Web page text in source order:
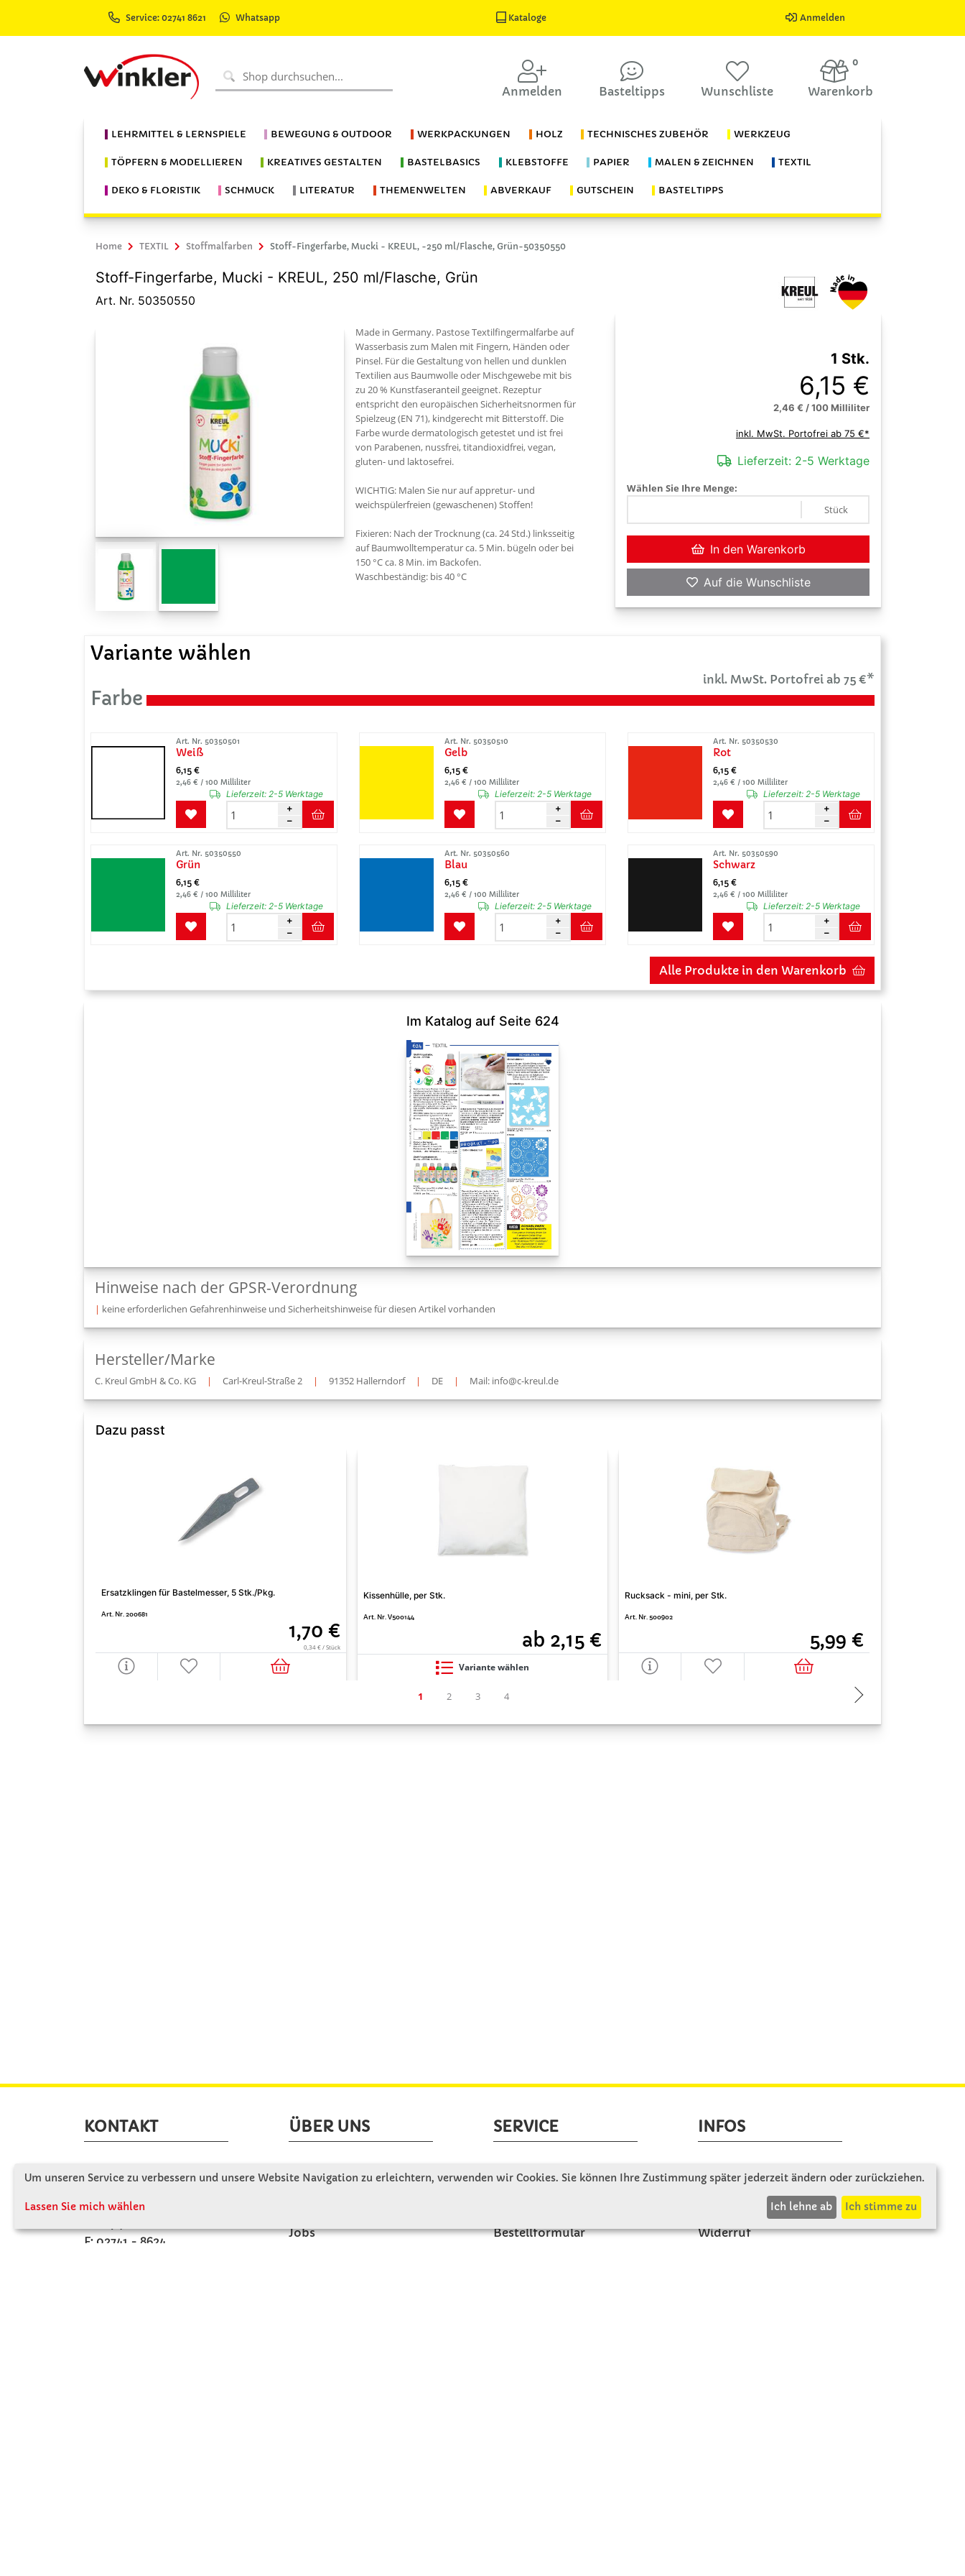
Service: 02741 8621 Whatsapp Kataloge Anmelden
Anmelden Basteltipps Wunschliste
0
Warenkorb
LEHRMITTEL & LERNSPIELE BEWEGUNG & OUTDOOR WERKPACKUNGEN HOLZ TECHNISCHES ZUBEHÖR WERKZEUG
TÖPFERN & MODELLIEREN KREATIVES GESTALTEN BASTELBASICS KLEBSTOFFE PAPIER MALEN & ZEICHNEN TEXTIL
DEKO & FLORISTIK SCHMUCK LITERATUR THEMENWELTEN ABVERKAUF GUTSCHEIN BASTELTIPPS
Home TEXTIL Stoffmalfarben Stoff-Fingerfarbe, Mucki - KREUL, -250 ml/Flasche, Grün-50350550
Stoff-Fingerfarbe, Mucki - KREUL, 250 ml/Flasche, Grün
Art. Nr. 50350550
Made in Germany. Pastose Textilfingermalfarbe auf
Wasserbasis zum Malen mit Fingern, Händen oder
Pinsel. Für die Gestaltung von hellen und dunklen
Textilien aus Baumwolle oder Mischgewebe mit bis
zu 20 % Kunstfaseranteil geeignet. Rezeptur
entspricht den europäischen Sicherheitsnormen für
Spielzeug (EN 71), kindgerecht mit Bitterstoff. Die
Farbe wurde dermatologisch getestet und ist frei
von Parabenen, nussfrei, titandioxidfrei, vegan,
gluten- und laktosefrei.
WICHTIG: Malen Sie nur auf appretur- und
weichspülerfreien (gewaschenen) Stoffen!
Fixieren: Nach der Trocknung (ca. 24 Std.) linksseitig
auf Baumwolltemperatur ca. 5 Min. bügeln oder bei
150 °C ca. 8 Min. im Backofen.
Waschbeständig: bis 40 °C
1 Stk.
6,15 €
2,46 € / 100 Milliliter
inkl. MwSt. Portofrei ab 75 €*
Lieferzeit: 2-5 Werktage
Wählen Sie Ihre Menge:
Stück
In den Warenkorb
Auf die Wunschliste
Variante wählen
inkl. MwSt. Portofrei ab 75 €*
Farbe
Art. Nr. 50350501
Weiß
6,15 €
2,46 € / 100 Milliliter
Lieferzeit: 2-5 Werktage
Art. Nr. 50350510
Gelb
6,15 €
2,46 € / 100 Milliliter
Lieferzeit: 2-5 Werktage
Art. Nr. 50350530
Rot
6,15 €
2,46 € / 100 Milliliter
Lieferzeit: 2-5 Werktage
Art. Nr. 50350550
Grün
6,15 €
2,46 € / 100 Milliliter
Lieferzeit: 2-5 Werktage
Art. Nr. 50350560
Blau
6,15 €
2,46 € / 100 Milliliter
Lieferzeit: 2-5 Werktage
Art. Nr. 50350590
Schwarz
6,15 €
2,46 € / 100 Milliliter
Lieferzeit: 2-5 Werktage
Alle Produkte in den Warenkorb
Im Katalog auf Seite 624
Hinweise nach der GPSR-Verordnung
| keine erforderlichen Gefahrenhinweise und Sicherheitshinweise für diesen Artikel vorhanden
Hersteller/Marke
C. Kreul GmbH & Co. KG | Carl-Kreul-Straße 2 | 91352 Hallerndorf | DE | Mail: info@c-kreul.de
Dazu passt
Ersatzklingen für Bastelmesser, 5 Stk./Pkg.
Art. Nr. 200681
1,70 €
0,34 € / Stück
Kissenhülle, per Stk.
Art. Nr. V500144
ab 2,15 €
Variante wählen
Rucksack - mini, per Stk.
Art. Nr. 500902
5,99 €
KONTAKT
Winkler Schulbedarf GmbH
A - 3121 Karlstetten
F: 02741 - 8624
ÜBER UNS
Wir stellen uns vor
Jobs
SERVICE
Gute Gründe für Winkler
Bestellformular
INFOS
Zahlung & Versand
Rücksendung
Widerruf
Um unseren Service zu verbessern und unsere Website Navigation zu erleichtern, verwenden wir Cookies. Sie können Ihre Zustimmung später jederzeit ändern oder zurückziehen.
Lassen Sie mich wählen Ich lehne ab Ich stimme zu